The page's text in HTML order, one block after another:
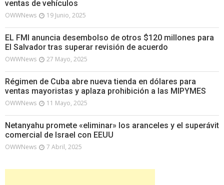
ventas de vehículos
OWWNews 19 Junio, 2025
EL FMI anuncia desembolso de otros $120 millones para
El Salvador tras superar revisión de acuerdo
OWWNews 27 Mayo, 2025
Régimen de Cuba abre nueva tienda en dólares para
ventas mayoristas y aplaza prohibición a las MIPYMES
OWWNews 11 Mayo, 2025
Netanyahu promete «eliminar» los aranceles y el superávit
comercial de Israel con EEUU
OWWNews 7 Abril, 2025